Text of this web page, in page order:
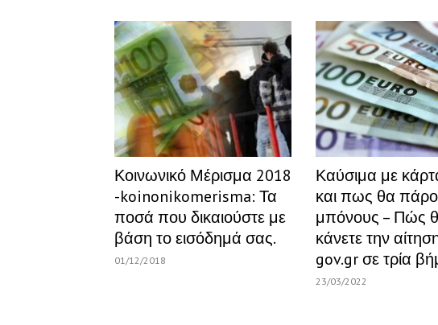
Κοινωνικό Μέρισμα 2018
-koinonikomerisma: Τα
ποσά που δικαιούστε με
βάση το εισόδημά σας.
01/12/2018
Καύσιμα με
και πως θα
μπόνους – Πώς
κάνετε την
gov.gr σε τρία
23/03/2022